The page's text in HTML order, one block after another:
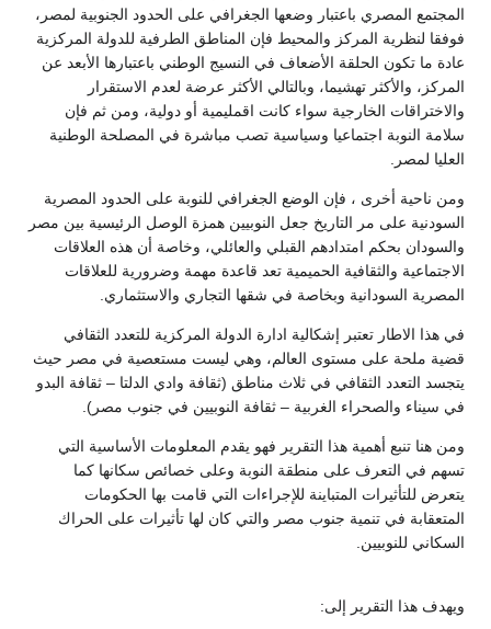
المجتمع المصري باعتبار وضعها الجغرافي على الحدود الجنوبية لمصر،
فوفقا لنظرية المركز والمحيط فإن المناطق الطرفية للدولة المركزية
عادة ما تكون الحلقة الأضعاف في النسيج الوطني باعتبارها الأبعد عن
المركز، والأكثر تهشيما، وبالتالي الأكثر عرضة لعدم الاستقرار
والاختراقات الخارجية سواء كانت اقمليمية أو دولية، ومن ثم فإن
سلامة النوبة اجتماعيا وسياسية تصب مباشرة في المصلحة الوطنية
العليا لمصر.
ومن ناحية أخرى ، فإن الوضع الجغرافي للنوبة على الحدود المصرية
السودنية على مر التاريخ جعل النوبيين همزة الوصل الرئيسية بين مصر
والسودان بحكم امتدادهم القبلي والعائلي، وخاصة أن هذه العلاقات
الاجتماعية والثقافية الحميمية تعد قاعدة مهمة وضرورية للعلاقات
المصرية السودانية وبخاصة في شقها التجاري والاستثماري.
في هذا الاطار تعتبر إشكالية ادارة الدولة المركزية للتعدد الثقافي
قضية ملحة على مستوى العالم، وهي ليست مستعصية في مصر حيث
يتجسد التعدد الثقافي في ثلاث مناطق (ثقافة وادي الدلتا – ثقافة البدو
في سيناء والصحراء الغربية – ثقافة النوبيين في جنوب مصر).
ومن هنا تنبع أهمية هذا التقرير فهو يقدم المعلومات الأساسية التي
تسهم في التعرف على منطقة النوبة وعلى خصائص سكانها كما
يتعرض للتأثيرات المتباينة للإجراءات التي قامت بها الحكومات
المتعقابة في تنمية جنوب مصر والتي كان لها تأثيرات على الحراك
السكاني للنوبيين.
ويهدف هذا التقرير إلى: